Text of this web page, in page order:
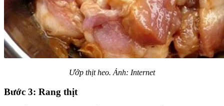
Ướp thịt heo. Ảnh: Internet
Bước 3: Rang thịt